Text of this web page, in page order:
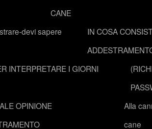
CANE
devi sapere
IN COSA
INTERPRETARE I GIORNI
OPINIONE
Alla
cane